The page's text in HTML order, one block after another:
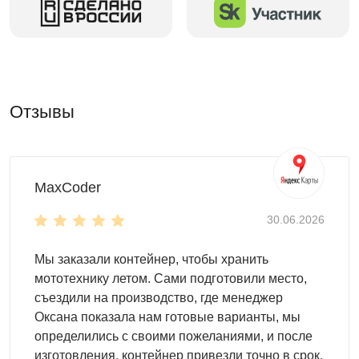
Удобно расположенная
торцевая дверь
Для монтажа контейнеров SKOGGY не требуется
Отзывы
MaxCoder
30.06.2026
Мы заказали контейнер, чтобы хранить
мототехнику летом. Сами подготовили место,
съездили на производство, где менеджер
Оксана показала нам готовые варианты, мы
определились с своими пожеланиями, и после
изготовления, контейнер привезли точно в срок.